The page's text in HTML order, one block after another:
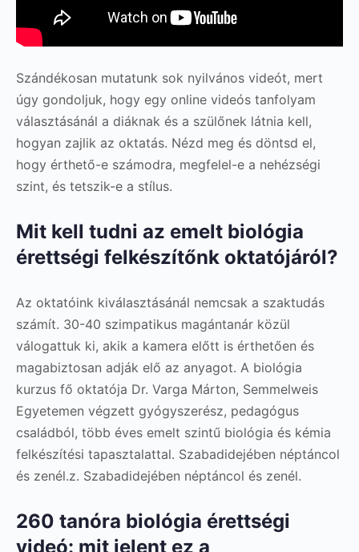
Szándékosan mutatunk sok nyilvános videót, mert
úgy gondoljuk, hogy egy online videós tanfolyam
választásánál a diáknak és a szülőnek látnia kell,
hogyan zajlik az oktatás. Nézd meg és döntsd el,
hogy érthető-e számodra, megfelel-e a nehézségi
szint, és tetszik-e a stílus.
Mit kell tudni az emelt biológia
érettségi felkészítőnk oktatójáról?
Az oktatóink kiválasztásánál nemcsak a szaktudás
számít. 30-40 szimpatikus magántanár közül
válogattuk ki, akik a kamera előtt is érthetően és
magabiztosan adják elő az anyagot. A biológia
kurzus fő oktatója Dr. Varga Márton, Semmelweis
Egyetemen végzett gyógyszerész, pedagógus
családból, több éves emelt szintű biológia és kémia
felkészítési tapasztalattal. Szabadidejében néptáncol
és zenél.z. Szabadidejében néptáncol és zenél.
260 tanóra biológia érettségi
videó: mit jelent ez a